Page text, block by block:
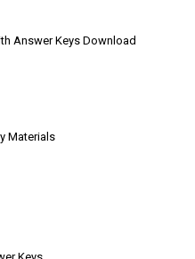
Answer Keys Download
Materials